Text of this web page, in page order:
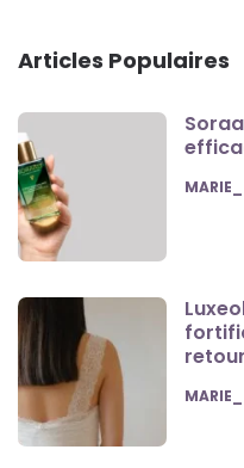
Articles Populaires
POSTED
MARIE_
POSTED
MARIE_